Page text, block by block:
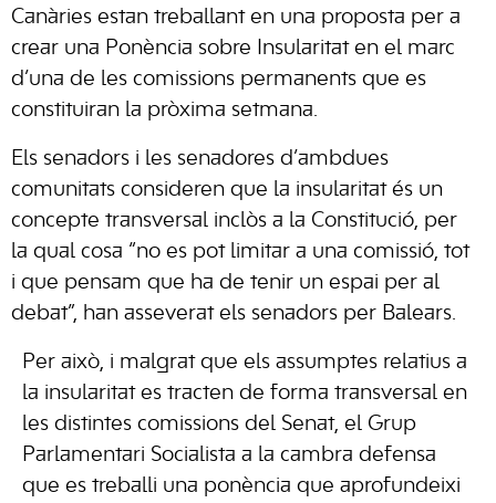
Canàries estan treballant en una proposta per a
crear una Ponència sobre Insularitat en el marc
d’una de les comissions permanents que es
constituiran la pròxima setmana.
Els senadors i les senadores d’ambdues
comunitats consideren que la insularitat és un
concepte transversal inclòs a la Constitució, per
la qual cosa “no es pot limitar a una comissió, tot
i que pensam que ha de tenir un espai per al
debat”, han asseverat els senadors per Balears.
Per això, i malgrat que els assumptes relatius a
la insularitat es tracten de forma transversal en
les distintes comissions del Senat, el Grup
Parlamentari Socialista a la cambra defensa
que es treballi una ponència que aprofundeixi